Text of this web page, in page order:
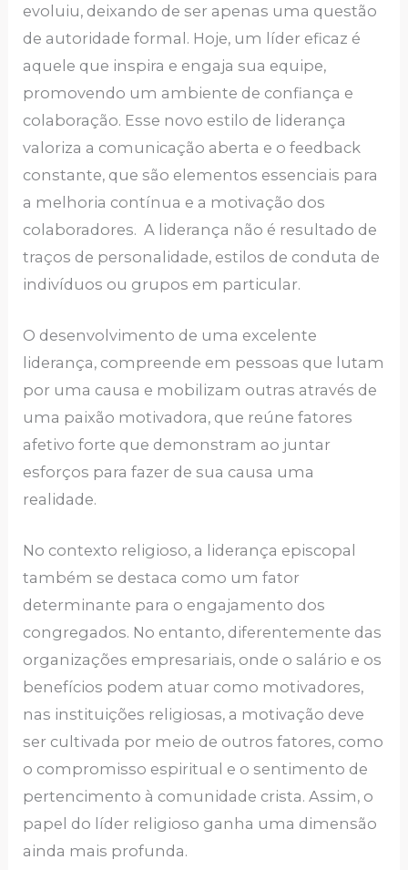
evoluiu, deixando de ser apenas uma questão
de autoridade formal. Hoje, um líder eficaz é
aquele que inspira e engaja sua equipe,
promovendo um ambiente de confiança e
colaboração. Esse novo estilo de liderança
valoriza a comunicação aberta e o feedback
constante, que são elementos essenciais para
a melhoria contínua e a motivação dos
colaboradores. A liderança não é resultado de
traços de personalidade, estilos de conduta de
indivíduos ou grupos em particular.
O desenvolvimento de uma excelente
liderança, compreende em pessoas que lutam
por uma causa e mobilizam outras através de
uma paixão motivadora, que reúne fatores
afetivo forte que demonstram ao juntar
esforços para fazer de sua causa uma
realidade.
No contexto religioso, a liderança episcopal
também se destaca como um fator
determinante para o engajamento dos
congregados. No entanto, diferentemente das
organizações empresariais, onde o salário e os
benefícios podem atuar como motivadores,
nas instituições religiosas, a motivação deve
ser cultivada por meio de outros fatores, como
o compromisso espiritual e o sentimento de
pertencimento à comunidade crista. Assim, o
papel do líder religioso ganha uma dimensão
ainda mais profunda.